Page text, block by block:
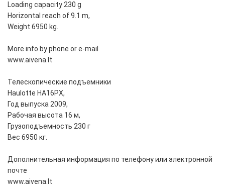
Loading capacity 230 g
Horizontal reach of 9.1 m,
Weight 6950 kg.
More info by phone or e-mail
www.aivena.lt
Телескопические подъемники
Haulotte HA16PX,
Год выпуска 2009,
Рабочая высота 16 м,
Грузоподъемность 230 г
Вес 6950 кг.
Дополнительная информация по телефону или электронной
почте
www.aivena.lt